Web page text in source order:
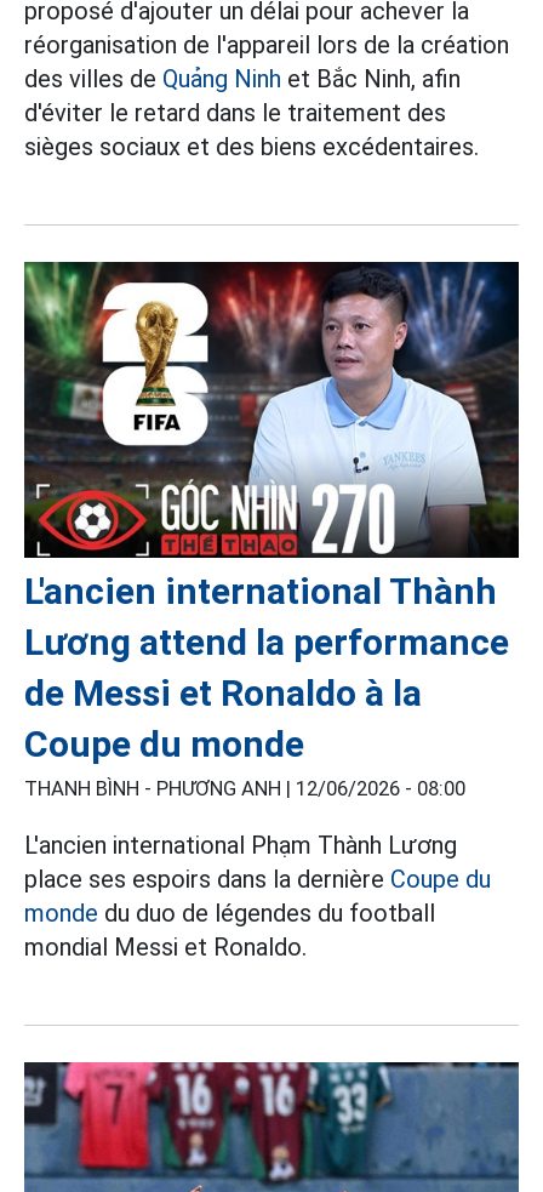
proposé d'ajouter un délai pour achever la
réorganisation de l'appareil lors de la création
des villes de Quảng Ninh et Bắc Ninh, afin
d'éviter le retard dans le traitement des
sièges sociaux et des biens excédentaires.
L'ancien international Thành
Lương attend la performance
de Messi et Ronaldo à la
Coupe du monde
THANH BÌNH - PHƯƠNG ANH | 12/06/2026 - 08:00
L'ancien international Phạm Thành Lương
place ses espoirs dans la dernière Coupe du
monde du duo de légendes du football
mondial Messi et Ronaldo.